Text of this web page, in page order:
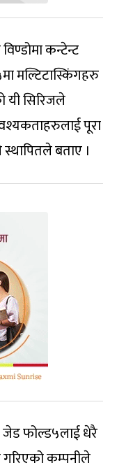
कन्टेन्ट
मल्टिटास्किंगहरु
यी सिरिजले
पूरा
बताए ।
जेड फोल्ड५लाई धेरै
गरिएको कम्पनीले